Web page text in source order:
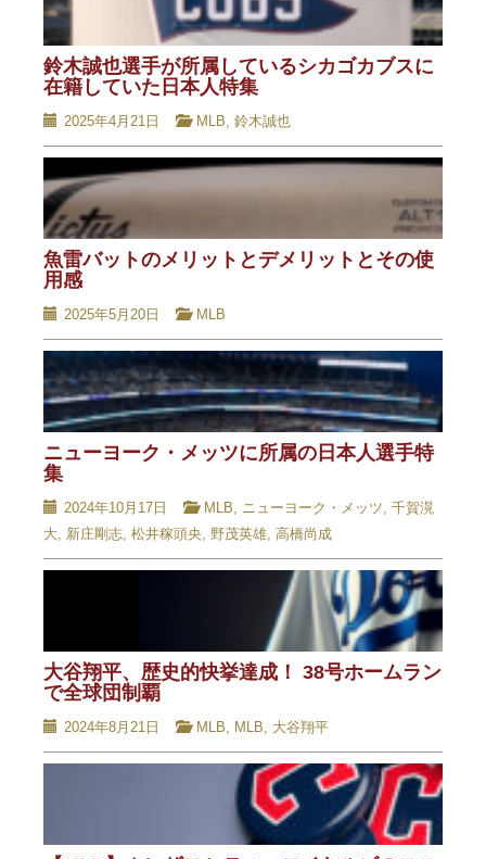
鈴木誠也選手が所属しているシカゴカブスに
在籍していた日本人特集
2025年4月21日 MLB, 鈴木誠也
魚雷バットのメリットとデメリットとその使
用感
2025年5月20日 MLB
ニューヨーク・メッツに所属の日本人選手特
集
2024年10月17日 MLB, ニューヨーク・メッツ, 千賀滉
大, 新庄剛志, 松井稼頭央, 野茂英雄, 高橋尚成
大谷翔平、歴史的快挙達成！ 38号ホームラン
で全球団制覇
2024年8月21日 MLB, MLB, 大谷翔平